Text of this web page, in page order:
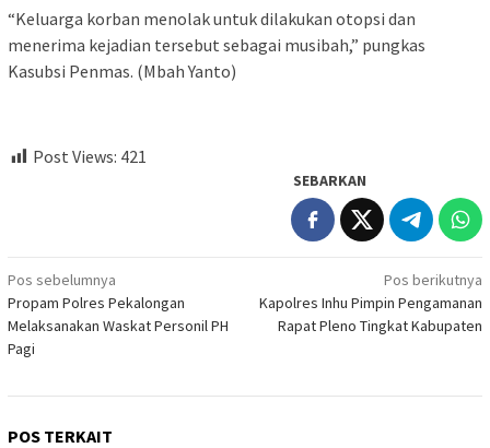
“Keluarga korban menolak untuk dilakukan otopsi dan
menerima kejadian tersebut sebagai musibah,” pungkas
Kasubsi Penmas. (Mbah Yanto)
Post Views: 421
SEBARKAN
Navigasi
pos
Pos sebelumnya
Propam Polres Pekalongan
Melaksanakan Waskat Personil PH
Pagi
Pos berikutnya
Kapolres Inhu Pimpin Pengamanan
Rapat Pleno Tingkat Kabupaten
POS TERKAIT